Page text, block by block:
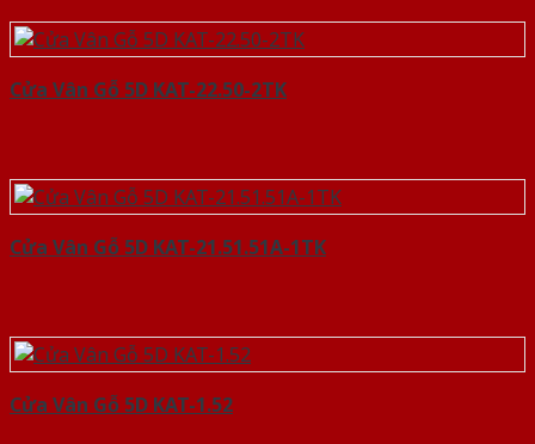
Cửa Vân Gỗ 5D KAT-22.50-2TK
Cửa Vân Gỗ 5D KAT-21.51.51A-1TK
Cửa Vân Gỗ 5D KAT-1.52